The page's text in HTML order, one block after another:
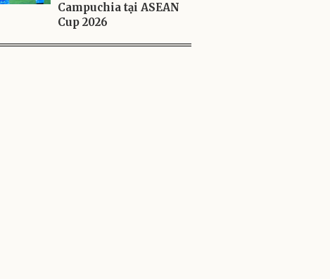
Campuchia tại ASEAN
Cup 2026